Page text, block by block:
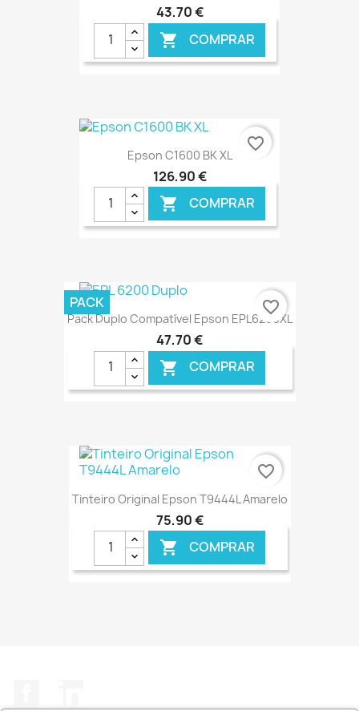
43,70 €
 COMPRAR
€ ONLINE
Epson C1600 BK XL
126,90 €
 COMPRAR
€ ONLINE
favorite_border
Pack Duplo Compatível Epson EPL6200XL
47,70 €
 COMPRAR
€ ONLINE
PACK favorite_border
Tinteiro Original Epson T9444L Amarelo
75,90 €
 COMPRAR
favorite_border